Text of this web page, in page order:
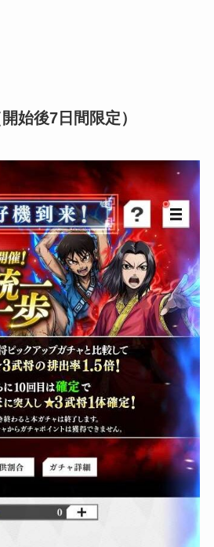
始後7日間限定）